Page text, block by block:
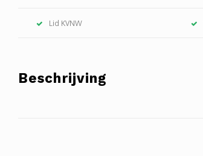
Lid KVNW
Beschrijving